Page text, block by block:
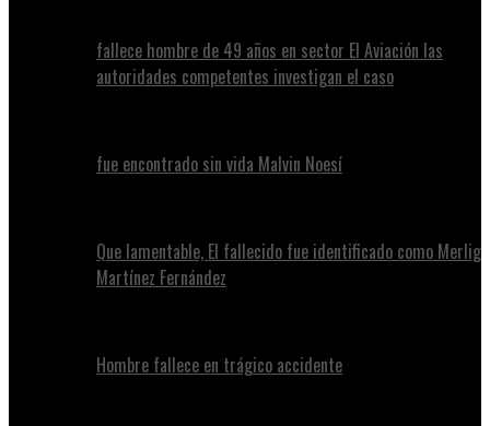
fallece hombre de 49 años en sector El Aviación las
autoridades competentes investigan el caso
fue encontrado sin vida Malvin Noesí
Que lamentable, El fallecido fue identificado como Merlig
Martínez Fernández
Hombre fallece en trágico accidente